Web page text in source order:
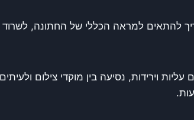
להתאים למראה הכללי של החתונה, לשרוד
וירידות, נסיעה בין מוקדי צילום